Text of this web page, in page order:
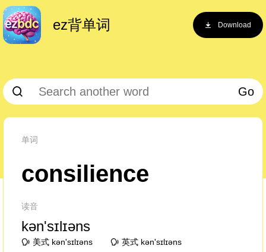
ez背单词 Download
Go
单词
consilience
读音
kən'sɪlɪəns
美式 kən'sɪlɪəns 英式 kən'sɪlɪəns